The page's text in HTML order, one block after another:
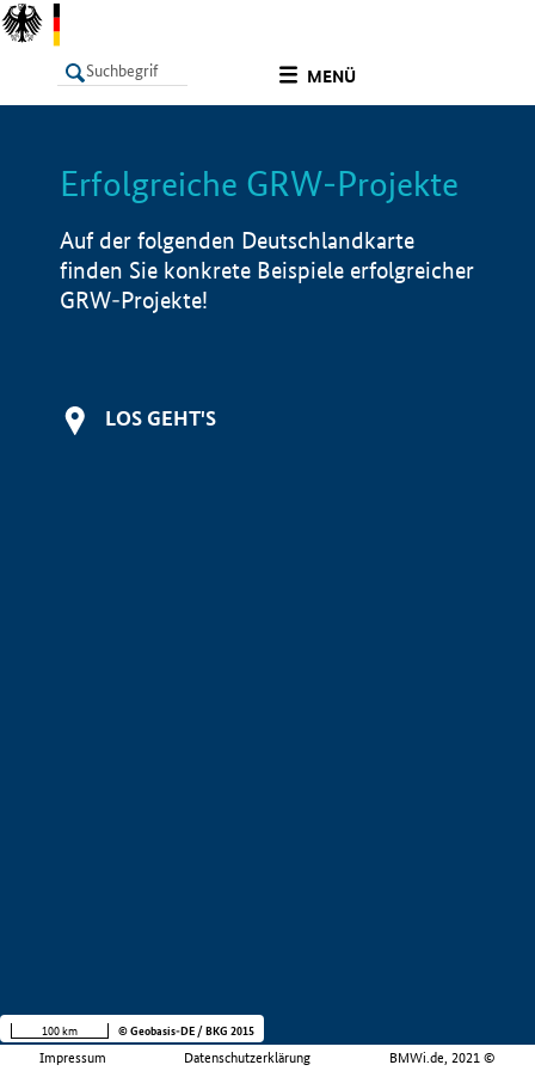
MENÜ
LISTE Info
Erfolgreiche GRW-Projekte
Auf der folgenden Deutschlandkarte
finden Sie konkrete Beispiele erfolgreicher
GRW-Projekte!
LOS GEHT'S
Impressum Datenschutzerklärung BMWi.de, 2021 ©
100 km © Geobasis-DE / BKG 2015